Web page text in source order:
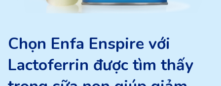
Chọn Enfa Enspire với
Lactoferrin được tìm thấy